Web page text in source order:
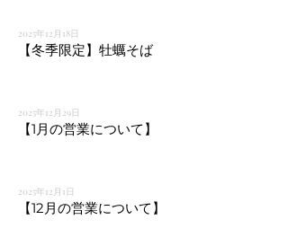
2025年12月18日
【冬季限定】牡蠣そば
2025年12月29日
【1月の営業について】
2025年12月1日
【12月の営業について】